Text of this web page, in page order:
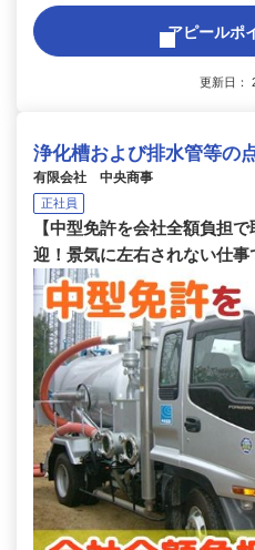
アピールポ
更新日：
浄化槽および排水管等の
有限会社 中央商事
正社員
【中型免許を会社全額負担
迎！景気に左右されない仕事